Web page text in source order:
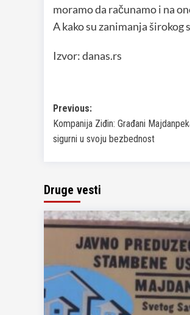
moramo da računamo i na
A kako su zanimanja širokog
Izvor: danas.rs
Post
navigation
Previous:
Kompanija Ziđin: Građani
sigurni u svoju bezbednost
Druge vesti